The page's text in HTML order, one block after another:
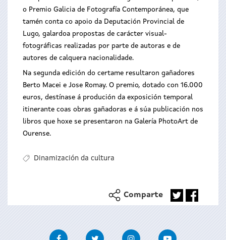
o Premio Galicia de Fotografía Contemporánea, que
tamén conta co apoio da Deputación Provincial de
Lugo, galardoa propostas de carácter visual-
fotográficas realizadas por parte de autoras e de
autores de calquera nacionalidade.
Na segunda edición do certame resultaron gañadores
Berto Macei e Jose Romay. O premio, dotado con 16.000
euros, destínase á produción da exposición temporal
itinerante coas obras gañadoras e á súa publicación nos
libros que hoxe se presentaron na Galería PhotoArt de
Ourense.
Dinamización da cultura
Comparte
FacebookTwitter InstagramYoutube